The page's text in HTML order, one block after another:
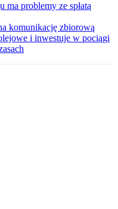
problemy ze spłatą
komunikację zbiorową
i inwestuje w pociągi